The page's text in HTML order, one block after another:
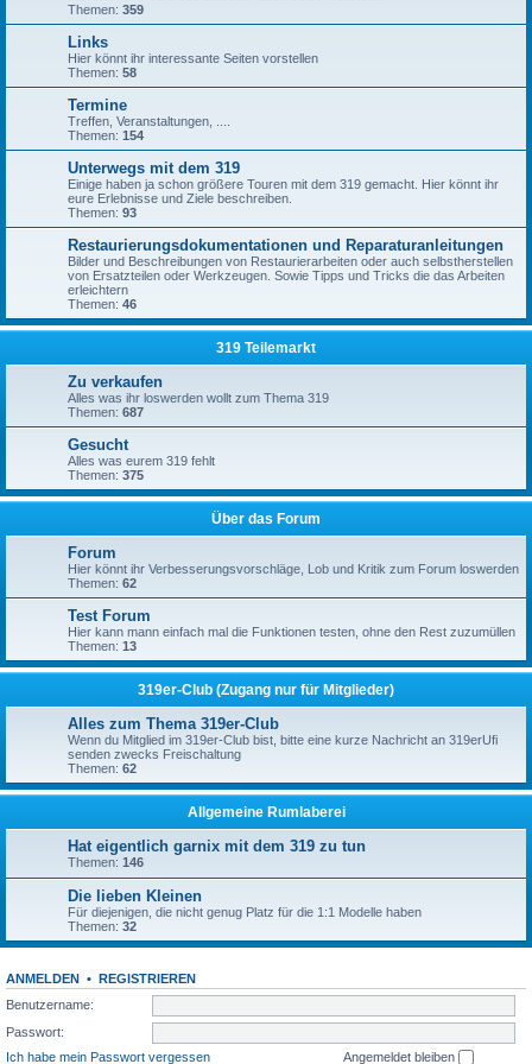
Themen: 359
Links
Hier könnt ihr interessante Seiten vorstellen
Themen: 58
Termine
Treffen, Veranstaltungen, ....
Themen: 154
Unterwegs mit dem 319
Einige haben ja schon größere Touren mit dem 319 gemacht. Hier könnt ihr
eure Erlebnisse und Ziele beschreiben.
Themen: 93
Restaurierungsdokumentationen und Reparaturanleitungen
Bilder und Beschreibungen von Restaurierarbeiten oder auch selbstherstellen
von Ersatzteilen oder Werkzeugen. Sowie Tipps und Tricks die das Arbeiten
erleichtern
Themen: 46
319 Teilemarkt
Zu verkaufen
Alles was ihr loswerden wollt zum Thema 319
Themen: 687
Gesucht
Alles was eurem 319 fehlt
Themen: 375
Über das Forum
Forum
Hier könnt ihr Verbesserungsvorschläge, Lob und Kritik zum Forum loswerden
Themen: 62
Test Forum
Hier kann mann einfach mal die Funktionen testen, ohne den Rest zuzumüllen
Themen: 13
319er-Club (Zugang nur für Mitglieder)
Alles zum Thema 319er-Club
Wenn du Mitglied im 319er-Club bist, bitte eine kurze Nachricht an 319erUfi
senden zwecks Freischaltung
Themen: 62
Allgemeine Rumlaberei
Hat eigentlich garnix mit dem 319 zu tun
Themen: 146
Die lieben Kleinen
Für diejenigen, die nicht genug Platz für die 1:1 Modelle haben
Themen: 32
ANMELDEN • REGISTRIEREN
Benutzername:
Passwort:
Ich habe mein Passwort vergessen
Angemeldet bleiben